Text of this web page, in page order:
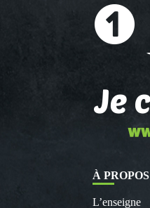
À PROPOS
L’enseigne